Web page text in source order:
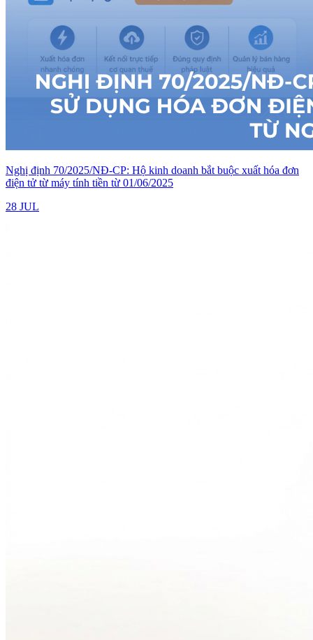
Nghị định 70/2025/NĐ-CP: Hộ kinh doanh bắt buộc xuất hóa đơn
điện tử từ máy tính tiền từ 01/06/2025
28 JUL